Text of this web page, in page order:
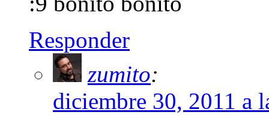
Responder
zumito:
diciembre 30, 2011 a